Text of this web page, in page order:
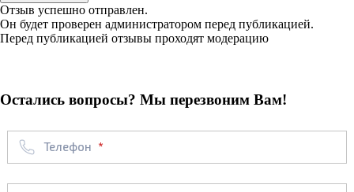
Отзыв успешно отправлен.
Он будет проверен администратором перед публикацией.
Перед публикацией отзывы проходят модерацию
Остались вопросы? Мы перезвоним Вам!
Телефон